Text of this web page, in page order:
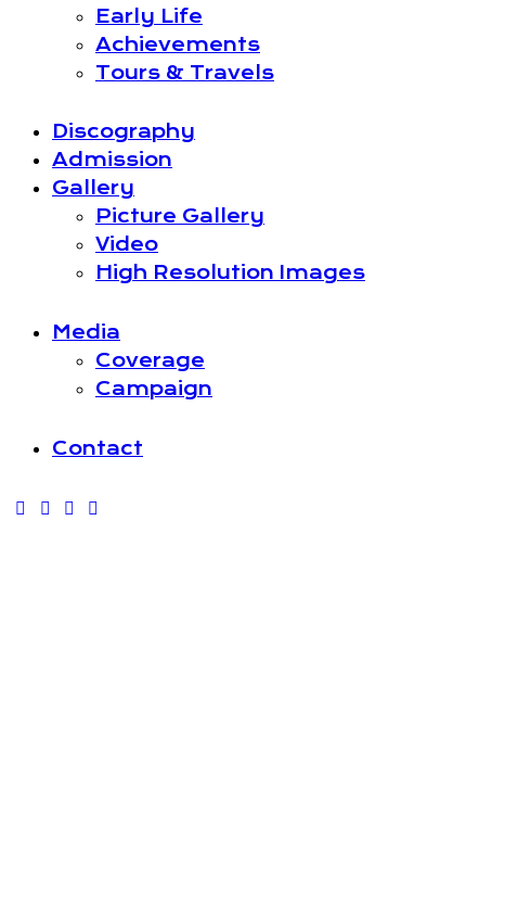
Early Life
Achievements
Tours & Travels
Discography
Admission
Gallery
Picture Gallery
Video
High Resolution Images
Media
Coverage
Campaign
Contact